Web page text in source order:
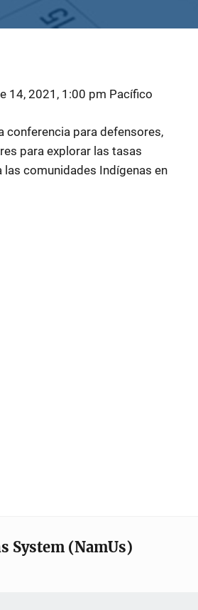
14, 2021, 1:00 pm Pacífico
conferencia para defensores,
para explorar las tasas
comunidades Indígenas en
System (NamUs)